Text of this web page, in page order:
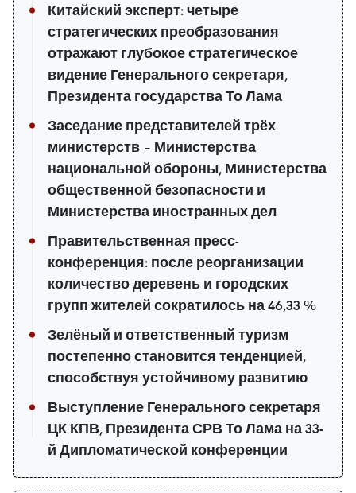
Китайский эксперт: четыре
стратегических преобразования
отражают глубокое стратегическое
видение Генерального секретаря,
Президента государства То Лама
Заседание представителей трёх
министерств – Министерства
национальной обороны, Министерства
общественной безопасности и
Министерства иностранных дел
Правительственная пресс-
конференция: после реорганизации
количество деревень и городских
групп жителей сократилось на 46,33 %
Зелёный и ответственный туризм
постепенно становится тенденцией,
способствуя устойчивому развитию
Выступление Генерального секретаря
ЦК КПВ, Президента СРВ То Лама на 33-
й Дипломатической конференции